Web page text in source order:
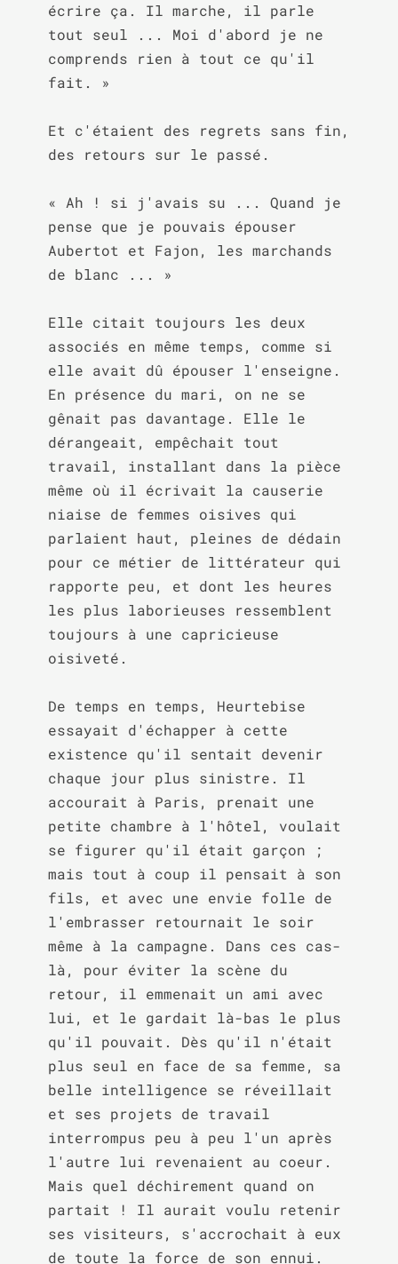
écrire ça. Il marche, il parle
tout seul ... Moi d'abord je ne
comprends rien à tout ce qu'il
fait. »
Et c'étaient des regrets sans fin,
des retours sur le passé.
« Ah ! si j'avais su ... Quand je
pense que je pouvais épouser
Aubertot et Fajon, les marchands
de blanc ... »
Elle citait toujours les deux
associés en même temps, comme si
elle avait dû épouser l'enseigne.
En présence du mari, on ne se
gênait pas davantage. Elle le
dérangeait, empêchait tout
travail, installant dans la pièce
même où il écrivait la causerie
niaise de femmes oisives qui
parlaient haut, pleines de dédain
pour ce métier de littérateur qui
rapporte peu, et dont les heures
les plus laborieuses ressemblent
toujours à une capricieuse
oisiveté.
De temps en temps, Heurtebise
essayait d'échapper à cette
existence qu'il sentait devenir
chaque jour plus sinistre. Il
accourait à Paris, prenait une
petite chambre à l'hôtel, voulait
se figurer qu'il était garçon ;
mais tout à coup il pensait à son
fils, et avec une envie folle de
l'embrasser retournait le soir
même à la campagne. Dans ces cas-
là, pour éviter la scène du
retour, il emmenait un ami avec
lui, et le gardait là-bas le plus
qu'il pouvait. Dès qu'il n'était
plus seul en face de sa femme, sa
belle intelligence se réveillait
et ses projets de travail
interrompus peu à peu l'un après
l'autre lui revenaient au coeur.
Mais quel déchirement quand on
partait ! Il aurait voulu retenir
ses visiteurs, s'accrochait à eux
de toute la force de son ennui.